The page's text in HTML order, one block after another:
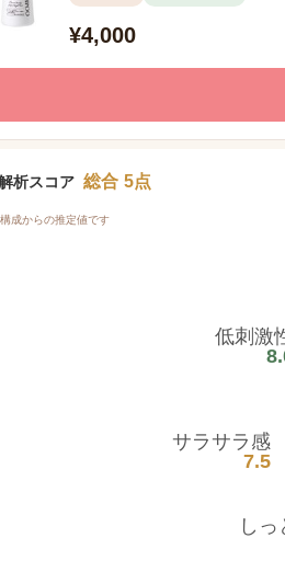
¥4,000
析スコア 総合 5点
成からの推定値です
し
サラサラ感
7.5
低刺激